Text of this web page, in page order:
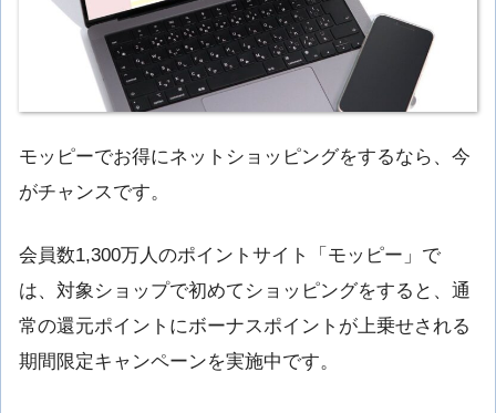
モッピーでお得にネットショッピングをするなら、今
がチャンスです。
会員数1,300万人のポイントサイト「モッピー」で
は、対象ショップで初めてショッピングをすると、通
常の還元ポイントにボーナスポイントが上乗せされる
期間限定キャンペーンを実施中です。